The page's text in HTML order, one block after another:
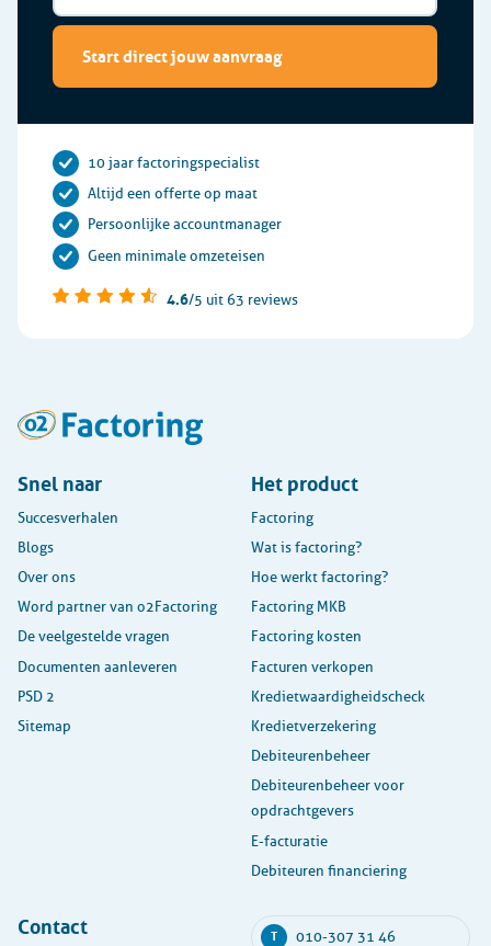
Start direct jouw aanvraag
10 jaar factoringspecialist
Altijd een offerte op maat
Persoonlijke accountmanager
Geen minimale omzeteisen
4.6/5 uit 63 reviews
Snel naar
Succesverhalen
Blogs
Over ons
Word partner van o2Factoring
De veelgestelde vragen
Documenten aanleveren
PSD 2
Sitemap
Het product
Factoring
Wat is factoring?
Hoe werkt factoring?
Factoring MKB
Factoring kosten
Facturen verkopen
Kredietwaardigheidscheck
Kredietverzekering
Debiteurenbeheer
Debiteurenbeheer voor
opdrachtgevers
E-facturatie
Debiteuren financiering
Contact T 010-307 31 46